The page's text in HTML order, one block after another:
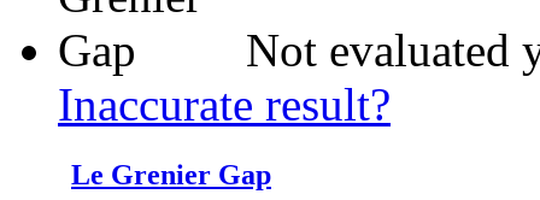
Not evaluated
Inaccurate result?
Le Grenier Gap